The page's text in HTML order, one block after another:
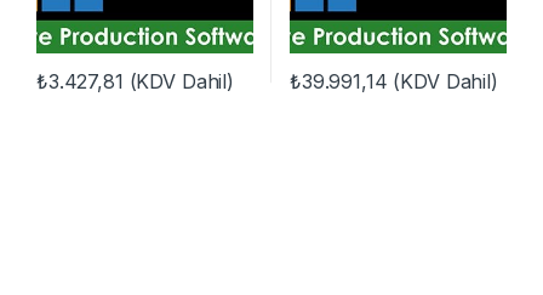
₺3.427,81 (KDV Dahil) ₺39.991,14 (KDV Dahil)